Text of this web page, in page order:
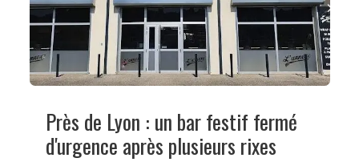
Près de Lyon : un bar festif fermé
d'urgence après plusieurs rixes